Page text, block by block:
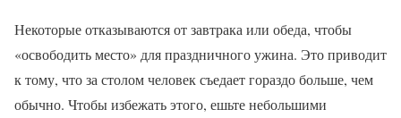
Некоторые отказываются от завтрака или обеда, чтобы
«освободить место» для праздничного ужина. Это приводит
к тому, что за столом человек съедает гораздо больше, чем
обычно. Чтобы избежать этого, ешьте небольшими